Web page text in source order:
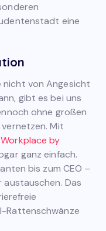
eine
nicht von Angesicht
gibt es bei uns
ohne großen
Mit
Workplace by
ganz einfach.
bis zum CEO –
Das
Rattenschwänze